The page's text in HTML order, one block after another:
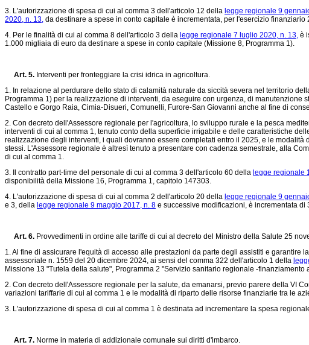
3. L'autorizzazione di spesa di cui al comma 3 dell'articolo 12 della legge regionale 9
2020, n. 13, da destinare a spese in conto capitale è incrementata, per l'esercizio
4. Per le finalità di cui al comma 8 dell'articolo 3 della legge regionale 7 luglio 2020, n. 13, è
1.000 migliaia di euro da destinare a spese in conto capitale (Missione 8, Programma 1).
Art. 5. Interventi per fronteggiare la crisi idrica in agricoltura.
1. In relazione al perdurare dello stato di calamità naturale da siccità severa nel territorio
Programma 1) per la realizzazione di interventi, da eseguire con urgenza, di
Castello e Gorgo Raia, Cimia-Disueri, Comunelli, Furore-San Giovanni anche al fine di
2. Con decreto dell'Assessore regionale per l'agricoltura, lo sviluppo rurale e la pesca
interventi di cui al comma 1, tenuto conto della superficie irrigabile e delle caratteristiche
realizzazione degli interventi, i quali dovranno essere completati entro il 2025, e le
stessi. L'Assessore regionale è altresì tenuto a presentare con cadenza semestrale, alla
di cui al comma 1.
3. Il contratto part-time del personale di cui al comma 3 dell'articolo 60 della legge regionale
disponibilità della Missione 16, Programma 1, capitolo 147303.
4. L'autorizzazione di spesa di cui al comma 2 dell'articolo 20 della legge regionale 9
e 3, della legge regionale 9 maggio 2017, n. 8 e successive modificazioni, è incrementata
Art. 6. Provvedimenti in ordine alle tariffe di cui al decreto del Ministro della Salute 25
1. Al fine di assicurare l'equità di accesso alle prestazioni da parte degli assistiti e
assessoriale n. 1559 del 20 dicembre 2024, ai sensi del comma 322 dell'articolo 1 della
Missione 13 "Tutela della salute", Programma 2 "Servizio sanitario regionale -
2. Con decreto dell'Assessore regionale per la salute, da emanarsi, previo parere della VI
variazioni tariffarie di cui al comma 1 e le modalità di riparto delle risorse finanziarie tra le
3. L'autorizzazione di spesa di cui al comma 1 è destinata ad incrementare la spesa
Art. 7. Norme in materia di addizionale comunale sui diritti d'imbarco.